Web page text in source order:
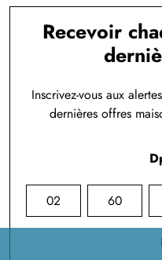
Recevoir
Inscrivez-vous aux
dernières offres
02 60